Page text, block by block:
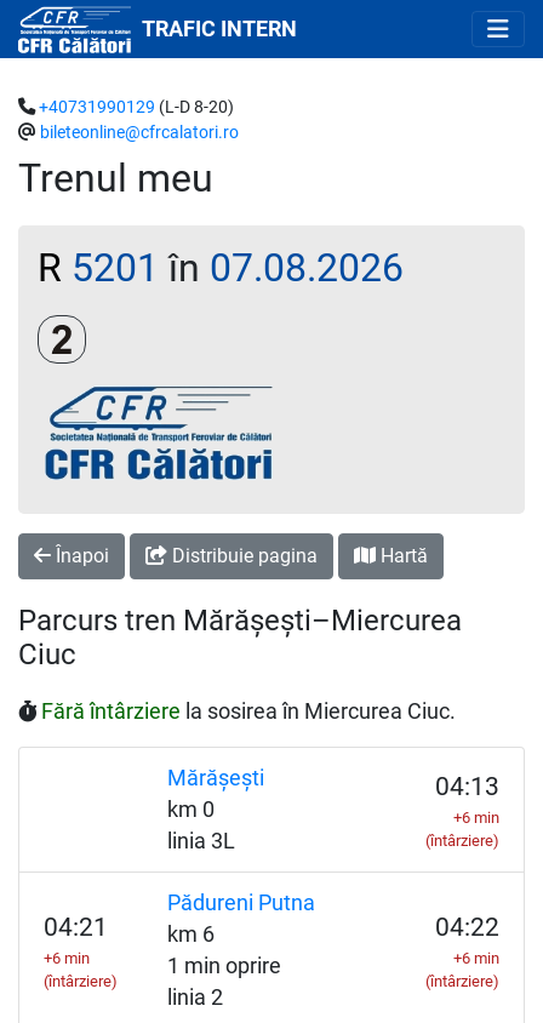
TRAFIC INTERN
Trenul meu
+40731990129 (L-D 8-20)
bileteonline@cfrcalatori.ro
R 5201 în 07.08.2026
Clasa a 2-a
Înapoi Distribuie pagina Hartă
Parcurs tren Mărășești–Miercurea
Ciuc
Fără întârziere la sosirea în Miercurea Ciuc.
Mărășești
km 0
linia 3L
04:13
+6 min
(întârziere)
04:21
+6 min
(întârziere)
Pădureni Putna
km 6
1 min oprire
linia 2
04:22
+6 min
(întârziere)